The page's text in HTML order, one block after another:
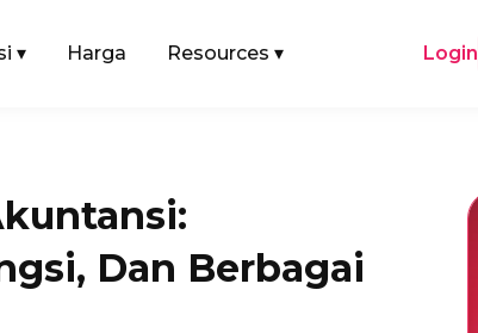
▾ Harga Resources ▾ Login
Dan Berbagai